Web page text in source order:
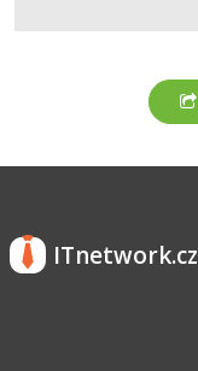
ITnetwork.cz